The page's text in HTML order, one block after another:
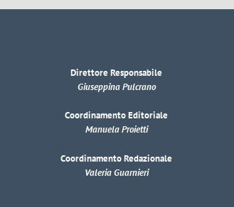
Direttore Responsabile
Giuseppina Pulcrano
Coordinamento Editoriale
Manuela Proietti
Coordinamento Redazionale
Valeria Guarnieri